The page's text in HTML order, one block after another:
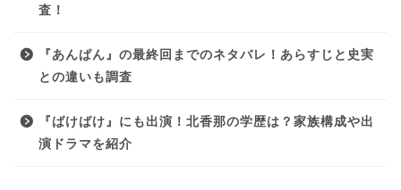
査！
『あんぱん』の最終回までのネタバレ！あらすじと史実
との違いも調査
『ばけばけ』にも出演！北香那の学歴は？家族構成や出
演ドラマを紹介